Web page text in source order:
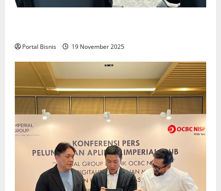
Portal Bisnis 19 November 2025